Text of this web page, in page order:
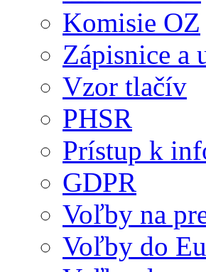
Komisie OZ
Zápisnice a
Vzor tlačív
PHSR
Prístup k
GDPR
Voľby na
Voľby do